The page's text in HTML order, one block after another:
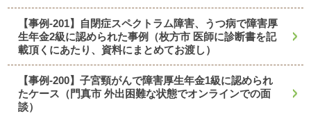
【事例-201】自閉症スペクトラム障害、うつ病で障害厚
生年金2級に認められた事例（枚方市 医師に診断書を記
載頂くにあたり、資料にまとめてお渡し）
【事例-200】子宮頸がんで障害厚生年金1級に認められ
たケース（門真市 外出困難な状態でオンラインでの面
談）